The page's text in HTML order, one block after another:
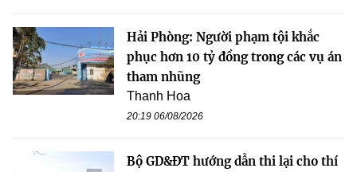
Hải Phòng: Người phạm tội khắc
phục hơn 10 tỷ đồng trong các vụ án
tham nhũng
Thanh Hoa
20:19 06/08/2026
Bộ GD&ĐT hướng dẫn thi lại cho thí